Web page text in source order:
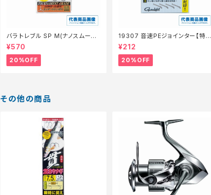
バラ トレブル SP M(ナノスムース
コート)【特価仕掛】【20】
¥570
20%OFF
19307 音速PEジョインター【特価
仕掛】【20】
¥212
20%OFF
その他の商品